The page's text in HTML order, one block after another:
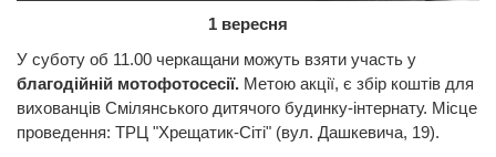
1 вересня
У суботу об 11.00 черкащани можуть взяти участь у
благодійній мотофотосесії. Метою акції, є збір коштів для
вихованців Смілянського дитячого будинку-інтернату. Місце
проведення: ТРЦ "Хрещатик-Сіті" (вул. Дашкевича, 19).